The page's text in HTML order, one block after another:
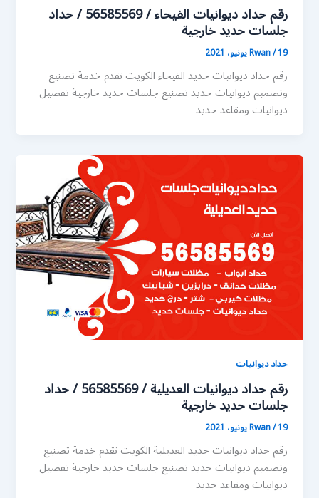
رقم حداد ديوانيات الفيحاء / 56585569 / حداد
جلسات حديد خارجية
Rwan/19 يونيو، 2021
رقم حداد ديوانيات حديد الفيحاء الكويت نقدم خدمة تصنيع
وتصميم ديوانيات حديد تصنيع جلسات حديد خارجية تفصيل
ديوانيات ومقاعد حديد
حداد ديوانيات
رقم حداد ديوانيات العديلية / 56585569 / حداد
جلسات حديد خارجية
Rwan/19 يونيو، 2021
رقم حداد ديوانيات حديد العديلية الكويت نقدم خدمة تصنيع
وتصميم ديوانيات حديد تصنيع جلسات حديد خارجية تفصيل
ديوانيات ومقاعد حديد